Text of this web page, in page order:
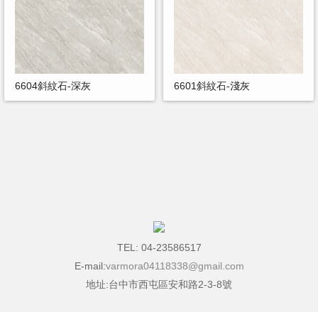
6604斜紋石-深灰 6601斜紋石-淺灰
TEL: 04-23586517
E-mail:varmora04118338@gmail.com
地址:台中市西屯區安和路2-3-8號